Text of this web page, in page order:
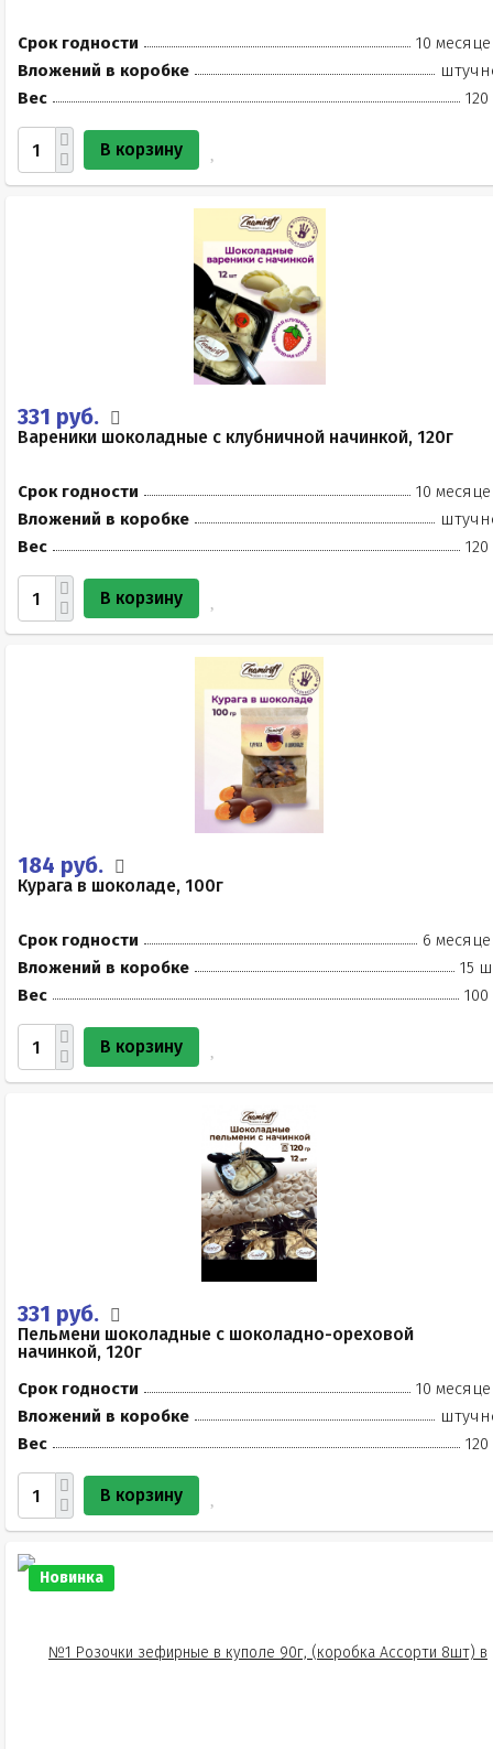
Срок годности
10
Вложений в коробке
Вес
120
В корзину
331 руб.
Вареники шоколадные с клубничной начинкой, 120г
Срок годности
10
Вложений в коробке
Вес
120
В корзину
184 руб.
Курага в шоколаде, 100г
Срок годности
6
Вложений в коробке
15
Вес
100
В корзину
331 руб.
Пельмени шоколадные с шоколадно-ореховой
начинкой, 120г
Срок годности
10
Вложений в коробке
Вес
120
В корзину
Новинка